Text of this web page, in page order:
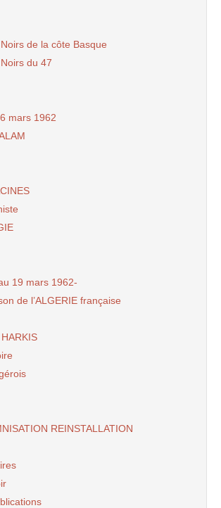
de la côte Basque
du 47
mars 1962
19 mars 1962-
de l’ALGERIE française
REINSTALLATION